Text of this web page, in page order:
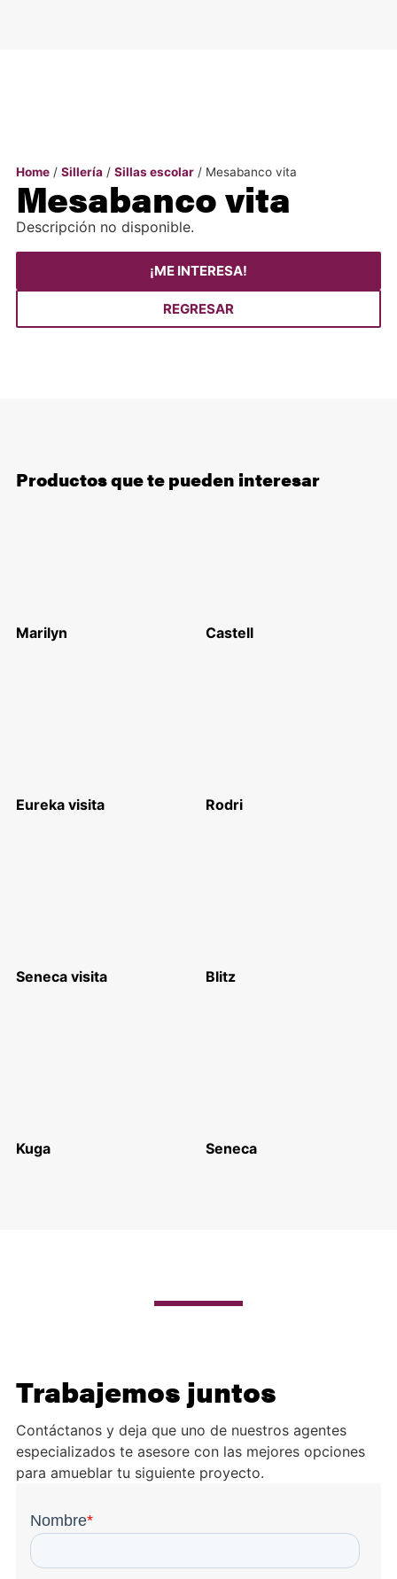
Home/ Sillería / Sillas escolar/ Mesabanco vita
Mesabanco vita
Descripción no disponible.
¡ME INTERESA!
REGRESAR
Productos que te pueden interesar
Marilyn Castell
Eureka visita Rodri
Seneca visita Blitz
Kuga Seneca
Trabajemos juntos
Contáctanos y deja que uno de nuestros agentes
especializados te asesore con las mejores opciones
para amueblar tu siguiente proyecto.